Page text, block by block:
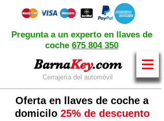
BarnaKey.com
Cerrajería del automóvil
Oferta en llaves de coche a
domicilo 25% de descuento
Pregunta a un experto en llaves de
coche 675 804 350